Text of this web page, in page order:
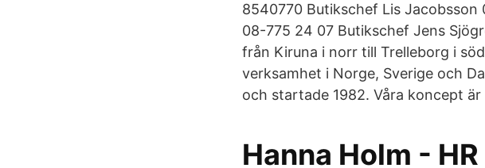
8540770 Butikschef Lis
08-775 24 07 Butikschef Jens
från Kiruna i norr till Trelleborg i
verksamhet i Norge, Sverige och
och startade 1982. Våra koncept
Hanna Holm -